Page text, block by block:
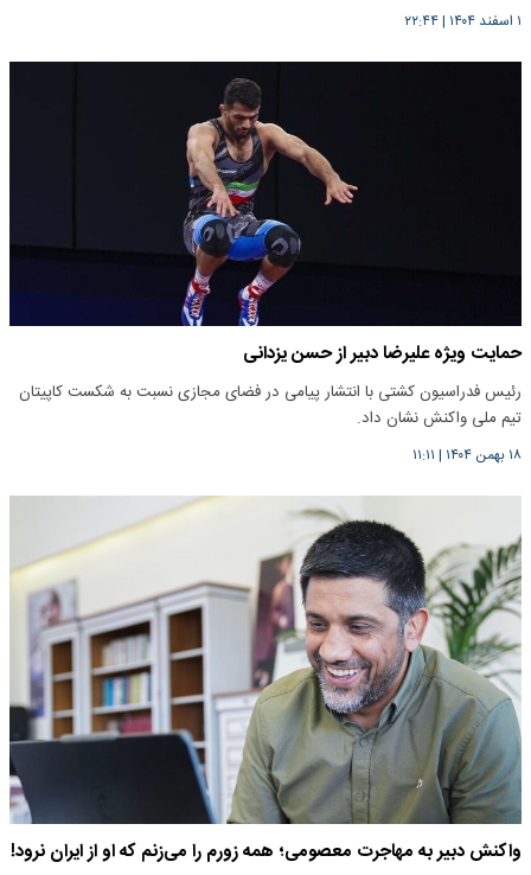
۱ اسفند ۱۴۰۴ |۲۲:۴۴
حمایت ویژه علیرضا دبیر از حسن یزدانی
رئیس فدراسیون کشتی با انتشار پیامی در فضای مجازی نسبت به شکست کاپیتان
تیم ملی واکنش نشان داد.
۱۸ بهمن ۱۴۰۴ | ۱۱:۱۱
واکنش دبیر به مهاجرت معصومی؛ همه زورم را می‌زنم که او از ایران نرود!